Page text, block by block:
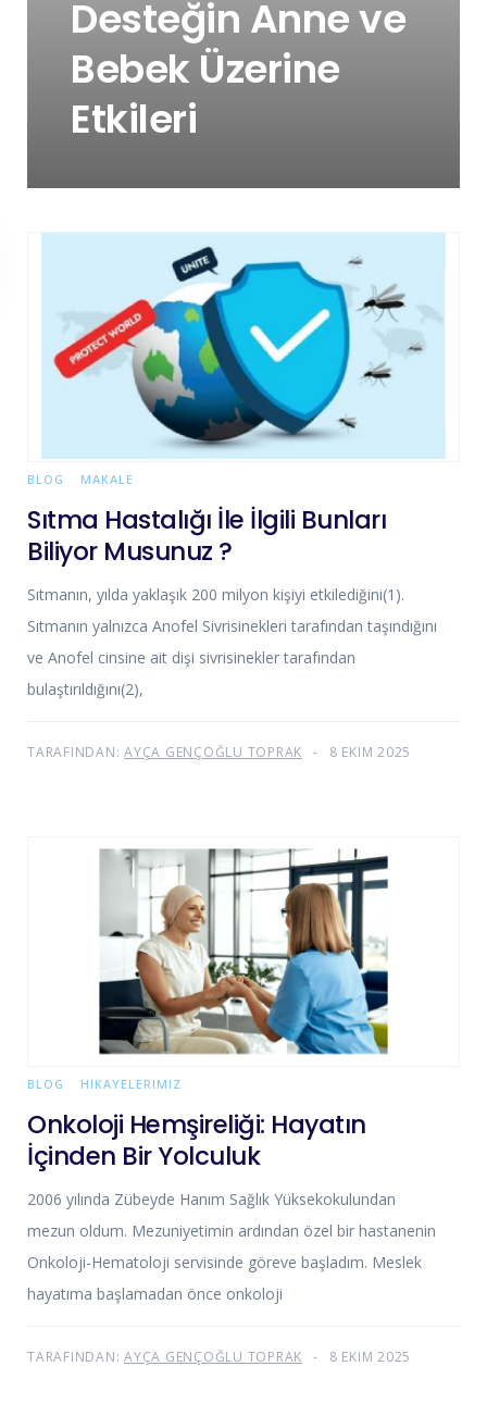
Desteğin Anne ve
Bebek Üzerine
Etkileri
BLOG MAKALE
Sıtma Hastalığı İle İlgili Bunları
Biliyor Musunuz ?
Sıtmanın, yılda yaklaşık 200 milyon kişiyi etkilediğini(1).
Sıtmanın yalnızca Anofel Sivrisinekleri tarafından taşındığını
ve Anofel cinsine ait dişi sivrisinekler tarafından
bulaştırıldığını(2),
TARAFINDAN: AYÇA GENÇOĞLU TOPRAK 8 EKIM 2025
BLOG HIKAYELERIMIZ
Onkoloji Hemşireliği: Hayatın
İçinden Bir Yolculuk
2006 yılında Zübeyde Hanım Sağlık Yüksekokulundan
mezun oldum. Mezuniyetimin ardından özel bir hastanenin
Onkoloji-Hematoloji servisinde göreve başladım. Meslek
hayatıma başlamadan önce onkoloji
TARAFINDAN: AYÇA GENÇOĞLU TOPRAK 8 EKIM 2025